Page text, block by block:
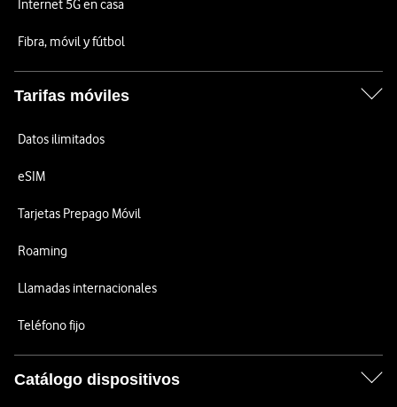
Internet 5G en casa
Fibra, móvil y fútbol
Tarifas móviles
Datos ilimitados
eSIM
Tarjetas Prepago Móvil
Roaming
Llamadas internacionales
Teléfono fijo
Catálogo dispositivos